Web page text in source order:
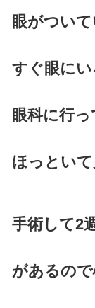
眼がつい
すぐ眼に
眼科に行
ほっとい
手術して2
があるの